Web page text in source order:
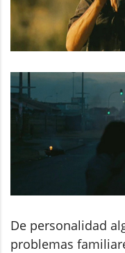
De personalidad
problemas